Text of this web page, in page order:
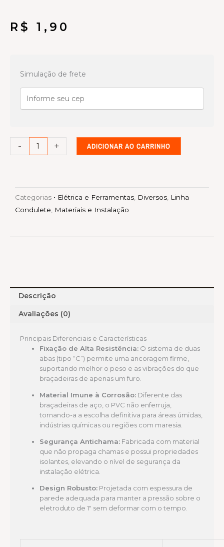
R$ 1,90
Simulação de frete
-
Abraçadeira
+ ADICIONAR AO CARRINHO
Categorias • Elétrica e Ferramentas Diversos Linha
Condulete
Materiais e Instalação
Descrição
Avaliações (0)
Principais Diferenciais e Características
Fixação de Alta Resistência: O sistema de duas
abas (tipo “C”) permite uma ancoragem firme,
suportando melhor o peso e as vibrações do que
braçadeiras de apenas um furo.
Material Imune à Corrosão: Diferente das
braçadeiras de aço, o PVC não enferruja,
tornando-a a escolha definitiva para áreas úmidas,
indústrias químicas ou regiões com maresia.
Segurança Antichama: Fabricada com material
que não propaga chamas e possui propriedades
isolantes, elevando o nível de segurança da
instalação elétrica.
Design Robusto: Projetada com espessura de
parede adequada para manter a pressão sobre o
eletroduto de 1″ sem deformar com o tempo.